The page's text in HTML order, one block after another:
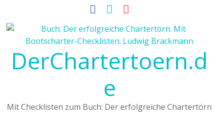
DerChartertoern.d
e
Mit Checklisten zum Buch: Der erfolgreiche Chartertörn